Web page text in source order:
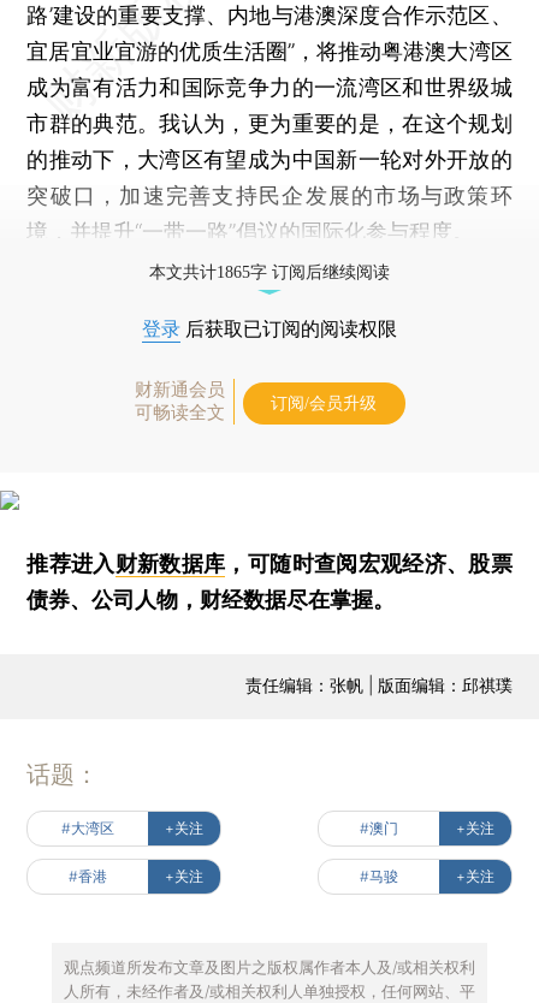
路’建设的重要支撑、内地与港澳深度合作示范区、
宜居宜业宜游的优质生活圈”，将推动粤港澳大湾区
成为富有活力和国际竞争力的一流湾区和世界级城
市群的典范。我认为，更为重要的是，在这个规划
的推动下，大湾区有望成为中国新一轮对外开放的
突破口，加速完善支持民企发展的市场与政策环
境，并提升“一带一路”倡议的国际化参与程度。
本文共计1865字 订阅后继续阅读
登录 后获取已订阅的阅读权限
财新通会员
可畅读全文
订阅/会员升级
推荐进入财新数据库 ，可随时查阅宏观经济、股票
债券、公司人物，财经数据尽在掌握。
责任编辑：张帆 | 版面编辑：邱祺璞
话题：
#大湾区 +关注 #澳门 +关注
#香港 +关注 #马骏 +关注
观点频道所发布文章及图片之版权属作者本人及/或相关权利
人所有，未经作者及/或相关权利人单独授权，任何网站、平